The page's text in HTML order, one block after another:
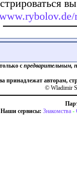
с предварительным,
принадлежат авторам,
© Wladimir
Наши сервисы: Знакомства -